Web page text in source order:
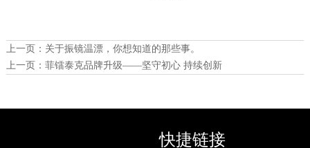
上一页： 关于振镜温漂，你想知道的那些事。
上一页： 菲镭泰克品牌升级——坚守初心 持续创新
快捷链接